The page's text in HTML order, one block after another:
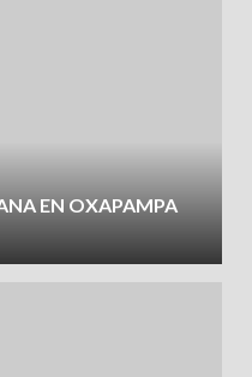
EN OXAPAMPA